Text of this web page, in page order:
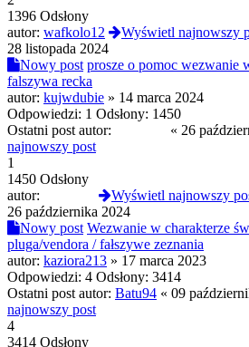
1396 Odsłony
autor: wafkolo12
Wyświetl najnowszy
28 listopada 2024
Nowy post prosze o pomoc wezwanie
falszywa recka
autor: kujwdubie » 14 marca 2024
Odpowiedzi: 1 Odsłony: 1450
Ostatni post autor:
« 26
najnowszy post
1
1450 Odsłony
autor:
Wyświetl najnowszy
26 października 2024
Nowy post Wezwanie w charakterze
pluga/vendora / fałszywe zeznania
autor: kaziora213 » 17 marca 2023
Odpowiedzi: 4 Odsłony: 3414
Ostatni post autor: Batu94 « 09
najnowszy post
4
3414 Odsłony